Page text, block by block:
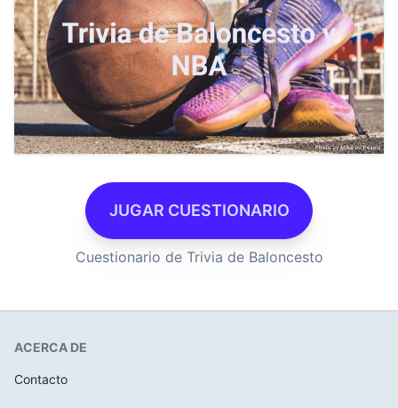
JUGAR CUESTIONARIO
Cuestionario de Trivia de Baloncesto
ACERCA DE
Contacto